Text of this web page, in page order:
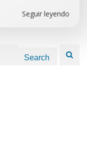
Seguir leyendo